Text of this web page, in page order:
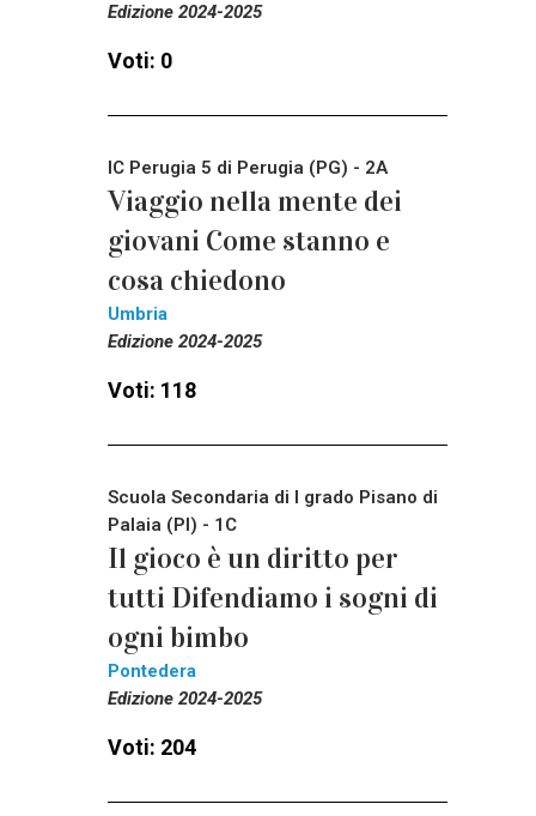
Edizione 2024-2025
Voti: 0
IC Perugia 5 di Perugia (PG) - 2A
Viaggio nella mente dei
giovani Come stanno e
cosa chiedono
Umbria
Edizione 2024-2025
Voti: 118
Scuola Secondaria di I grado Pisano di
Palaia (PI) - 1C
Il gioco è un diritto per
tutti Difendiamo i sogni di
ogni bimbo
Pontedera
Edizione 2024-2025
Voti: 204